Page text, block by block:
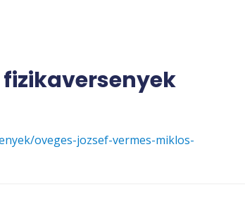
fizikaversenyek
oveges-jozsef-vermes-miklos-